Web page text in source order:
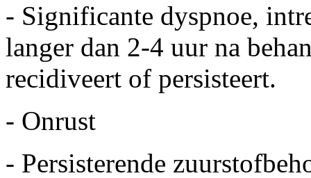
- Significante dyspnoe,
langer dan 2-4 uur na
recidiveert of persisteert.
- Onrust
- Persisterende